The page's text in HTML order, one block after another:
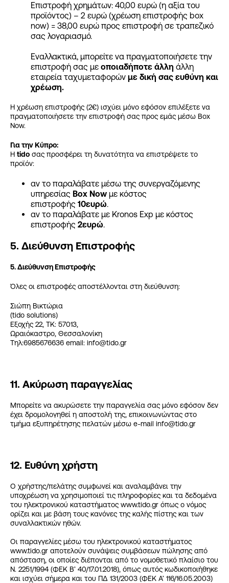
Επιστροφή χρημάτων: 40,00 ευρώ (η αξία του
προϊόντος) – 2 ευρώ (χρέωση επιστροφής box
now) = 38,00 ευρώ προς επιστροφή σε τραπεζικό
σας λογαριασμό.
Εναλλακτικά, μπορείτε να πραγματοποιήσετε την
επιστροφή σας με οποιαδήποτε άλλη άλλη
εταιρεία ταχυμεταφορών με δική σας ευθύνη και
χρέωση.
Η χρέωση επιστροφής (2€) ισχύει μόνο εφόσον επιλέξετε να
πραγματοποιήσετε την επιστροφή σας προς εμάς μέσω Box
Now.
Για την Κύπρο:
Η tido σας προσφέρει τη δυνατότητα να επιστρέψετε το
προϊόν:
αν το παραλάβατε μέσω της συνεργαζόμενης
υπηρεσίας Box Now με κόστος
επιστροφής 10ευρώ.
αν το παραλάβατε με Kronos Exp με κόστος
επιστροφής 2ευρώ.
5. Διεύθυνση Επιστροφής
5. Διεύθυνση Επιστροφής
Όλες οι επιστροφές αποστέλλονται στη διεύθυνση:
Σιώπη Βικτώρια
(tido solutions)
Εξοχής 22, ΤΚ: 57013,
Ωραιόκαστρο, Θεσσαλονίκη
Τηλ:6985676636 email: info@tido.gr
11. Ακύρωση παραγγελίας
Μπορείτε να ακυρώσετε την παραγγελία σας μόνο εφόσον δεν
έχει δρομολογηθεί η αποστολή της, επικοινωνώντας στο
τμήμα εξυπηρέτησης πελατών μέσω e-mail info@tido.gr
12. Ευθύνη χρήστη
Ο χρήστης/πελάτης συμφωνεί και αναλαμβάνει την
υποχρέωση να χρησιμοποιεί τις πληροφορίες και τα δεδομένα
του ηλεκτρονικού καταστήματος www.tido.gr όπως ο νόμος
ορίζει και με βάση τους κανόνες της καλής πίστης και των
συναλλακτικών ηθών.
Οι παραγγελίες μέσω του ηλεκτρονικού καταστήματος
www.tido.gr αποτελούν συνάψεις συμβάσεων πώλησης από
απόσταση, οι οποίες διέπονται από το νομοθετικό πλαίσιο του
Ν. 2251/1994 (ΦΕΚ Β’ 40/17.01.2018), όπως αυτός κωδικοποιήθηκε
και ισχύει σήμερα και του ΠΔ 131/2003 (ΦΕΚ Α’ 116/16.05.2003)